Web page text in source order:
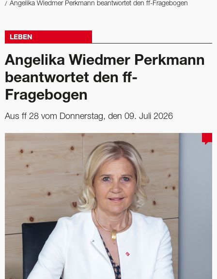
Angelika Wiedmer Perkmann beantwortet den ff-Fragebogen
LEBEN
Angelika Wiedmer Perkmann
beantwortet den ff-
Fragebogen
Aus ff 28 vom Donnerstag, den 09. Juli 2026